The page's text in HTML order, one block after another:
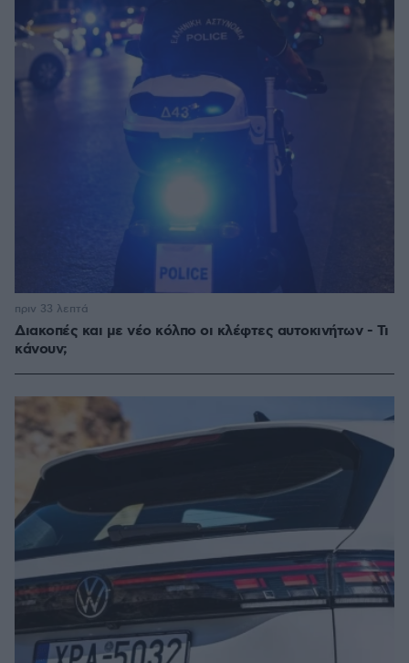
Διακοπές και με νέο κόλπο οι κλέφτες αυτοκινήτων - Τι
κάνουν;
πριν 33 λεπτά